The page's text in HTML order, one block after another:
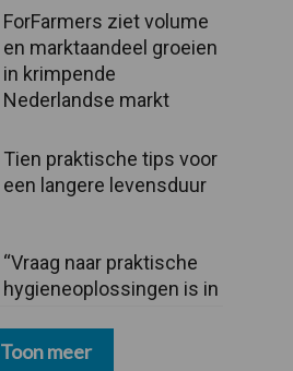
ForFarmers ziet volume
en marktaandeel groeien
in krimpende
Nederlandse markt
Tien praktische tips voor
een langere levensduur
“Vraag naar praktische
hygieneoplossingen is in
Toon meer